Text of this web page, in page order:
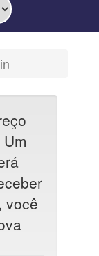
você